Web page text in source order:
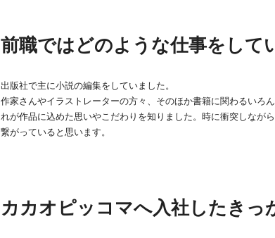
前職ではどのような仕事をして
出版社で主に小説の編集をしていました。
作家さんやイラストレーターの方々、そのほか書籍に関わるいろ
れが作品に込めた思いやこだわりを知りました。時に衝突しなが
繋がっていると思います。
カカオピッコマへ入社したきっ